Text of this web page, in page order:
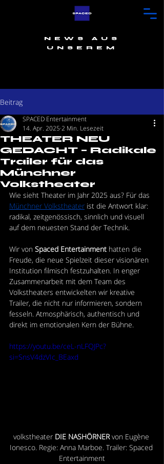
NEWS AUS
UNSEREM
Beitrag
THEATER NEU
GEDACHT – Radikale
Trailer für das
Münchner
Volkstheater
SPACED Entertainment
14. Apr. 2025 2 Min. Lesezeit
Wie sieht Theater im Jahr 2025 aus? Für das
Münchner Volkstheater ist die Antwort klar:
radikal, zeitgenössisch, sinnlich und visuell
auf dem neuesten Stand der Technik.
Wir von Spaced Entertainment hatten die
Freude, die neue Spielzeit dieser visionären
Institution filmisch festzuhalten. In enger
Zusammenarbeit mit dem Team des
Volkstheaters entwickelten wir kreative
Trailer, die nicht nur informieren, sondern
fesseln. Atmosphärisch, authentisch und
direkt im emotionalen Kern der Bühne.
https://youtu.be/ceL-nLFQJPc?
si=SnsV4dzVIc_BEaxd
volkstheater DIE NASHÖRNER von Eugène
Ionesco. Regie: Anna Marboe. Trailer: Spaced
Entertainment